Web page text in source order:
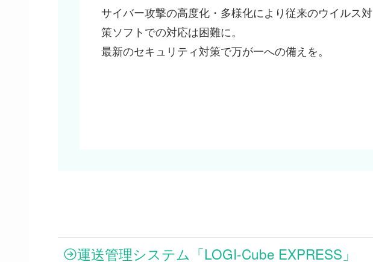
サイバー攻撃の高度化・多様化により従来のウイルス対
策ソフトでの対応は困難に。
最新のセキュリティ対策で万が一への備えを。
運送管理システム「LOGI-Cube EXPRESS」